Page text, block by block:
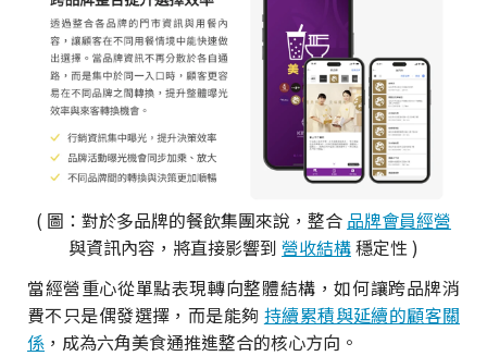
( 圖：對於多品牌的餐飲集團來說，整合 品牌會員經營
與資訊內容，將直接影響到 營收結構穩定性 )
當經營重心從單點表現轉向整體結構，如何讓跨品牌消
費不只是偶發選擇，而是能夠 持續累積與延續的顧客關
係 ，成為六角美食通推進整合的核心方向。